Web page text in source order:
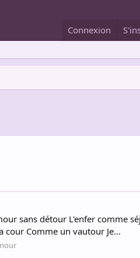
Connexion
sans détour L'enfer comme
Comme un vautour Je...